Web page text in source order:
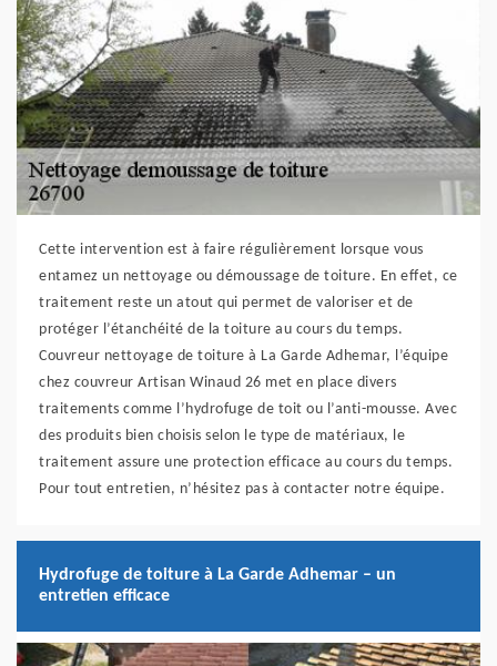
Cette intervention est à faire régulièrement lorsque vous
entamez un nettoyage ou démoussage de toiture. En effet, ce
traitement reste un atout qui permet de valoriser et de
protéger l’étanchéité de la toiture au cours du temps.
Couvreur nettoyage de toiture à La Garde Adhemar, l’équipe
chez couvreur Artisan Winaud 26 met en place divers
traitements comme l’hydrofuge de toit ou l’anti-mousse. Avec
des produits bien choisis selon le type de matériaux, le
traitement assure une protection efficace au cours du temps.
Pour tout entretien, n’hésitez pas à contacter notre équipe.
Hydrofuge de toiture à La Garde Adhemar – un
entretien efficace